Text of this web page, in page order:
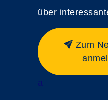
über
Zum
a